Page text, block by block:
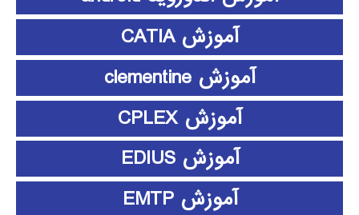
آموزش CATIA
آموزش clementine
آموزش CPLEX
آموزش EDIUS
آموزش EMTP